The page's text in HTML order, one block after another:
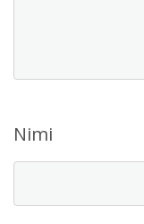
Nimi